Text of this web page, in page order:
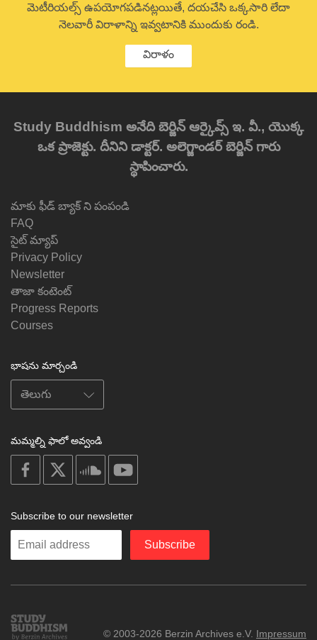
మెటీరియల్స్ ఉపయోగపడినట్లయితే, దయచేసి ఒక్కసారి లేదా
నెలవారీ విరాళాన్ని ఇవ్వటానికి ముందుకు రండి.
విరాళం
Study Buddhism అనేది బెర్జిన్ ఆర్కైవ్స్ ఇ. వీ., యొక్క
ఒక ప్రాజెక్టు. దీనిని డాక్టర్. అలెగ్జాండర్ బెర్జిన్ గారు
స్థాపించారు.
మాకు ఫీడ్ బ్యాక్ ని పంపండి
FAQ
సైట్ మ్యాప్
Privacy Policy
Newsletter
తాజా కంటెంట్
Progress Reports
Courses
భాషను మార్చండి
మమ్మల్ని ఫాలో అవ్వండి
on
facebook
soundcloud
Subscribe to our newsletter
Enter
Subscribe
Study
Buddhism
© 2003-2026 Berzin Archives e.V. Impressum